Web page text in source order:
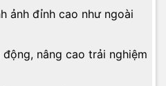
ảnh đỉnh cao như ngoài
nâng cao trải nghiệm